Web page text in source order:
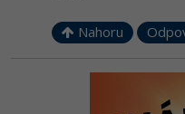
Nahoru